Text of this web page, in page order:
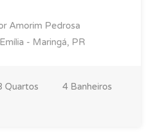
Amorim Pedrosa
- Maringá, PR
Quartos
4 Banheiros